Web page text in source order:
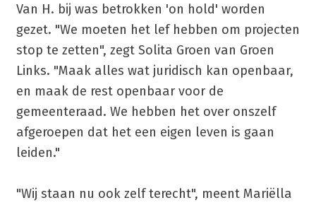
Van H. bij was betrokken 'on hold' worden
gezet. "We moeten het lef hebben om projecten
stop te zetten", zegt Solita Groen van Groen
Links. "Maak alles wat juridisch kan openbaar,
en maak de rest openbaar voor de
gemeenteraad. We hebben het over onszelf
afgeroepen dat het een eigen leven is gaan
leiden."
"Wij staan nu ook zelf terecht", meent Mariëlla